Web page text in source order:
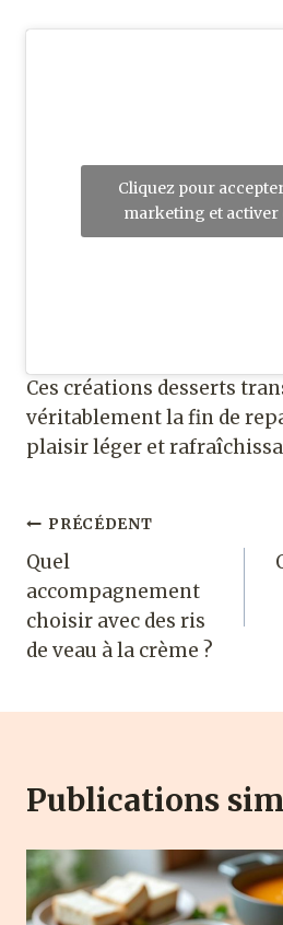
Cliquez pour
marketing et activer
Ces créations desserts
véritablement la fin de
plaisir léger et
Navigation
de
l’article
PRÉCÉDENT
Quel
accompagnement
choisir avec des ris
de veau à la crème ?
Publications